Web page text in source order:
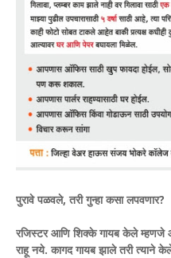
पुरावे पळवले, तरी गुन्हा कसा लपवणार?
​रजिस्टर आणि शिक्के गायब केले म्हणजे
राहू नये. कागद गायब झाले तरी त्याने